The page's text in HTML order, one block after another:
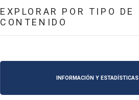
EXPLORAR POR TIPO DE
CONTENIDO
INFORMACIÓN Y ESTADÍSTICAS